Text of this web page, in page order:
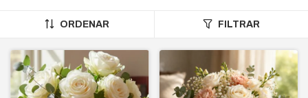
ORDENAR FILTRAR